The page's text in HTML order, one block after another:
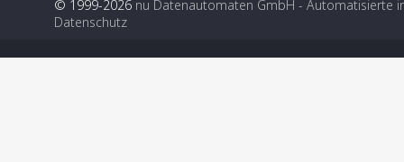
© 1999-2026 nu Datenautomaten GmbH - Automatisierte
Datenschutz